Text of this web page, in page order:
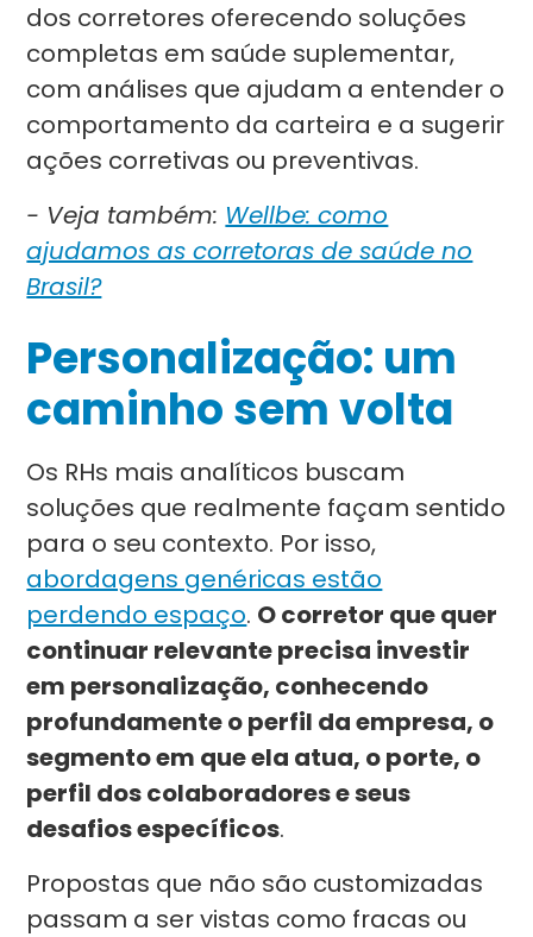
dos corretores oferecendo soluções
completas em saúde suplementar,
com análises que ajudam a entender o
comportamento da carteira e a sugerir
ações corretivas ou preventivas.
- Veja também: Wellbe: como
ajudamos as corretoras de saúde no
Brasil?
Personalização: um
caminho sem volta
Os RHs mais analíticos buscam
soluções que realmente façam sentido
para o seu contexto. Por isso,
abordagens genéricas estão
perdendo espaço. O corretor que quer
continuar relevante precisa investir
em personalização, conhecendo
profundamente o perfil da empresa, o
segmento em que ela atua, o porte, o
perfil dos colaboradores e seus
desafios específicos.
Propostas que não são customizadas
passam a ser vistas como fracas ou